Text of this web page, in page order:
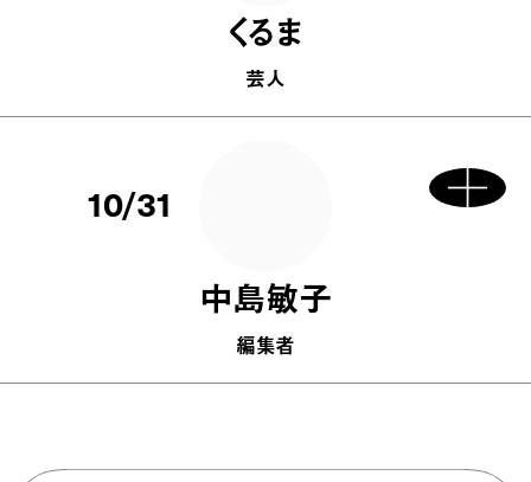
くるま
芸人
10/31
中島敏子
編集者